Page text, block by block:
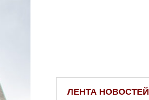
ЛЕНТА НОВОСТЕЙ